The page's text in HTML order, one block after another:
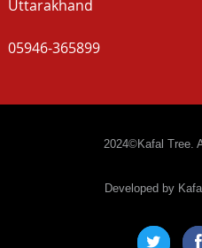
Uttarakhand
05946-365899
2024©Kafal Tree.
Developed by